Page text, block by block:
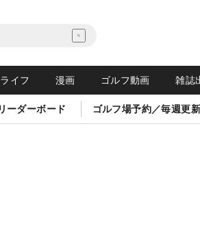
ライフ 漫画 ゴルフ動画 雑誌
ーダーボード ゴルフ場予約／毎週更